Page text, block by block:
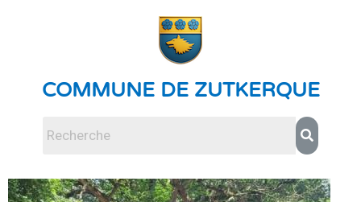
COMMUNE DE ZUTKERQUE